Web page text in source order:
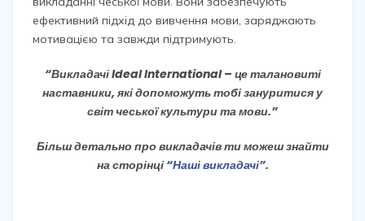
ефективний підхід до вивчення мови, заряджають
мотивацією та завжди підтримують.
“Викладачі Ideal International – це талановиті
наставники, які допоможуть тобі зануритися у
світ чеської культури та мови.”
Більш детально про викладачів ти можеш знайти
на сторінці “Наші викладачі”.